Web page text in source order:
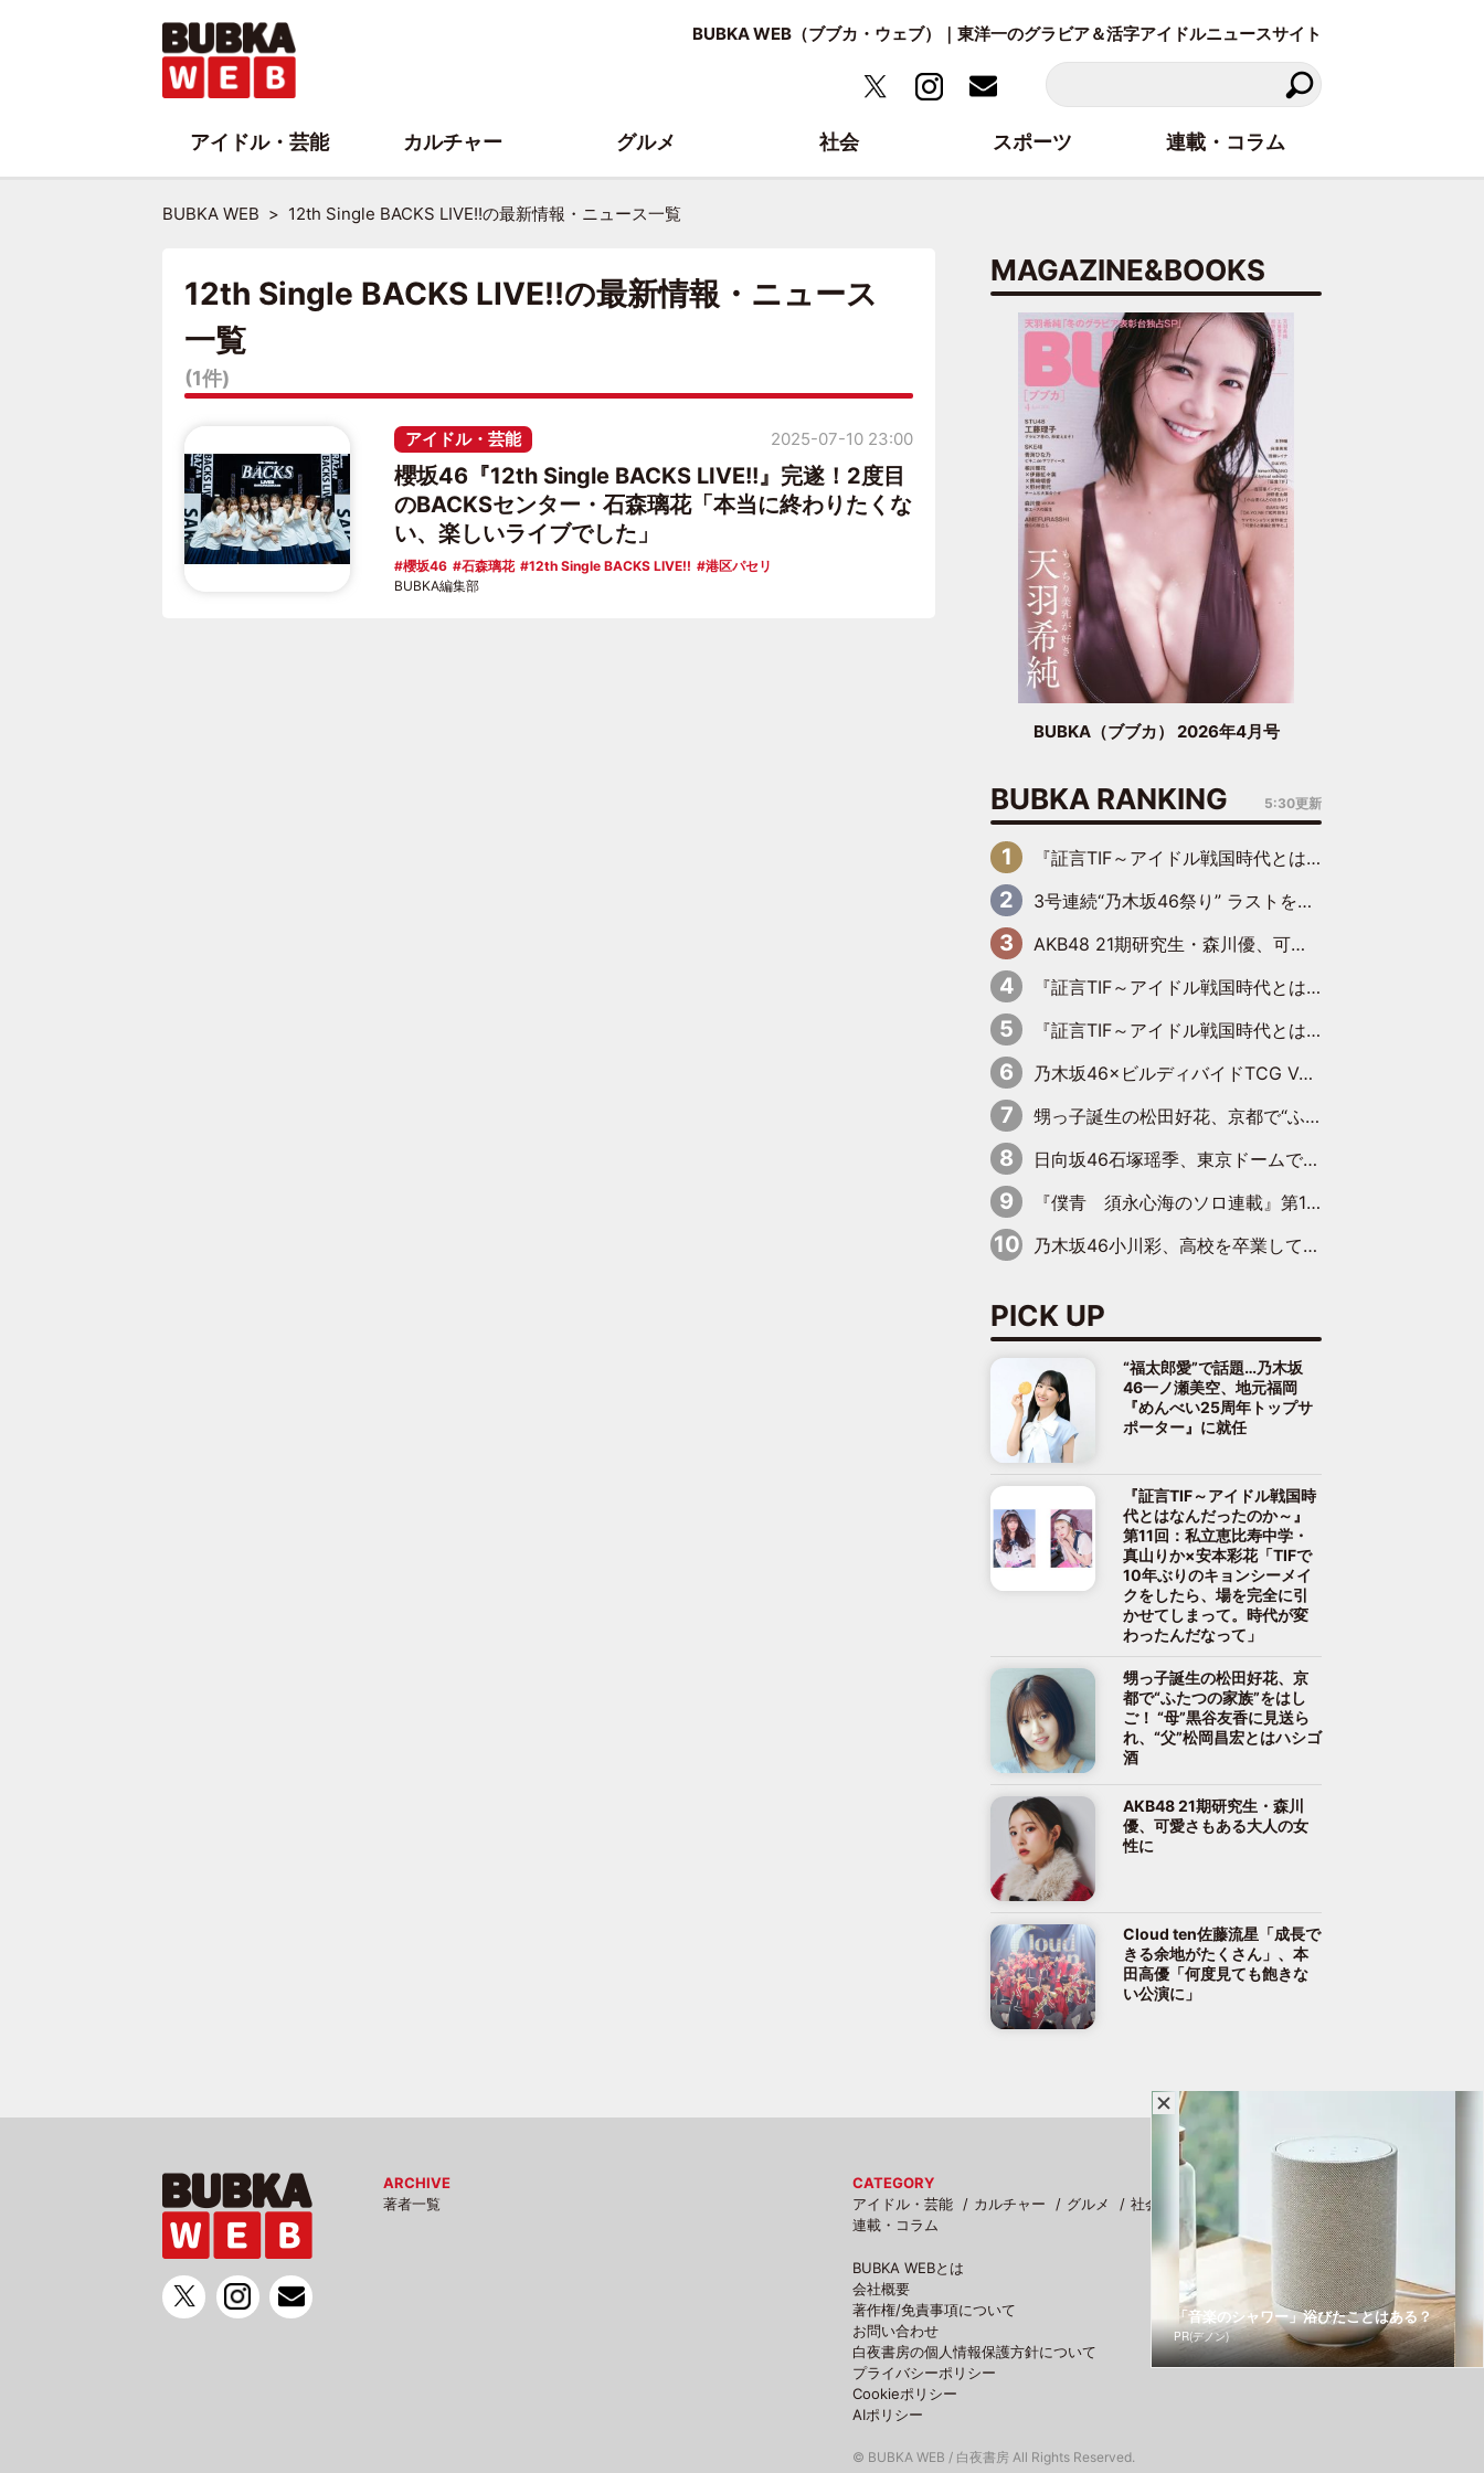
BUBKA WEB（ブブカ・ウェブ）｜東洋一のグラビア＆活字アイドルニュースサイト
BUBKA WEB 12th Single BACKS LIVE!!の最新情報・ニュース一覧
12th Single BACKS LIVE!!の最新情報・ニュース
一覧
(1件)
アイドル・芸能
櫻坂46『12th Single BACKS LIVE!!』完遂！2度目
のBACKSセンター・石森璃花「本当に終わりたくな
い、楽しいライブでした」
櫻坂46 石森璃花 12th Single BACKS LIVE!! 港区パセリ
2025-07-10 23:00
BUBKA編集部
MAGAZINE&BOOKS
BUBKA（ブブカ） 2026年4月号
BUBKA RANKING 5:30更新
『証言TIF～アイドル戦国時代とはなんだったのか～』第6回：でんぱ組.inc・古川未鈴×相沢梨紗「『ハロプロやりたかったな』って言ったら、夢眠ねむさんに『てめえはでんぱ組．incなんだよ！』って肩パンされて(笑)」
3号連続“乃木坂46祭り” ラストを飾るのは賀喜遥香…5年ぶりの登場に「5年分大人になった私を見ていただけたら」
AKB48 21期研究生・森川優、可愛さもある大人の女性に
『証言TIF～アイドル戦国時代とはなんだったのか～』第11回：私立恵比寿中学・真山りか×安本彩花「TIFで10年ぶりのキョンシーメイクをしたら、場を完全に引かせてしまって。時代が変わったんだなって」
『証言TIF～アイドル戦国時代とはなんだったのか～』第10回：さくら学院・武藤彩未×飯田らうら「正直、中3で辞めるというのを信じてなくて。そう言われてはいたけど、嘘でしょって」
乃木坂46×ビルディバイドTCG Vol.2公開 賀喜遥香＆田村真佑が『京まふ』ステージに登壇
甥っ子誕生の松田好花、京都で“ふたつの家族”をはしご！ “母”黒谷友香に見送られ、“父”松岡昌宏とはハシゴ酒
日向坂46石塚瑶季、東京ドームで“観戦バレ”！ ナイツ・塙も認めた「巨人に詳しすぎるアイドル」は元VENUSスクール生で杉内コーチ推し⁉
『僕青 須永心海のソロ連載』第18回：「バーゲンセールハンターみうな inしまむら」編
乃木坂46小川彩、高校を卒業して初めてのグラビア「大人になった感じがしました(笑)」
PICK UP
“福太郎愛”で話題…乃木坂
46一ノ瀬美空、地元福岡
『めんべい25周年トップサ
ポーター』に就任
『証言TIF～アイドル戦国時
代とはなんだったのか～』
第11回：私立恵比寿中学・
真山りか×安本彩花「TIFで
10年ぶりのキョンシーメイ
クをしたら、場を完全に引
かせてしまって。時代が変
わったんだなって」
甥っ子誕生の松田好花、京
都で“ふたつの家族”をはし
ご！ “母”黒谷友香に見送ら
れ、“父”松岡昌宏とはハシゴ
酒
AKB48 21期研究生・森川
優、可愛さもある大人の女
性に
Cloud ten佐藤流星「成長で
きる余地がたくさん」、本
田高優「何度見ても飽きな
い公演に」
ARCHIVE
著者一覧
CATEGORY
アイドル・芸能
カルチャー グルメ 社会
スポーツ
連載・コラム
BUBKA WEBとは
会社概要
著作権/免責事項について
お問い合わせ
白夜書房の個人情報保護方針について
プライバシーポリシー
Cookieポリシー
AIポリシー
© BUBKA WEB / 白夜書房 All Rights Reserved.
アイドル・芸能 カルチャー グルメ 社会 スポーツ 連載・コラム
「音楽のシャワー」浴びたことはある？
PR(デノン)